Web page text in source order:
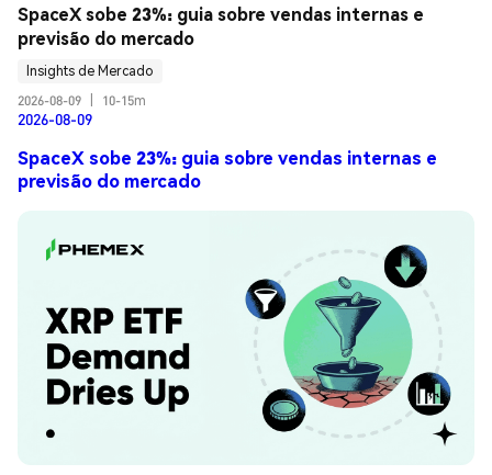
SpaceX sobe 23%: guia sobre vendas internas e
previsão do mercado
Insights de Mercado
2026-08-09
10-15m
2026-08-09
SpaceX sobe 23%: guia sobre vendas internas e
previsão do mercado